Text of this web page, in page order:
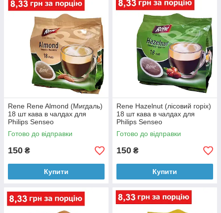
Rene Rene Almond (Мигдаль)
18 шт кава в чалдах для
Philips Senseo
Готово до відправки
150 ₴
Купити
Rene Hazelnut (лісовий горіх)
18 шт кава в чалдах для
Philips Senseo
Готово до відправки
150 ₴
Купити